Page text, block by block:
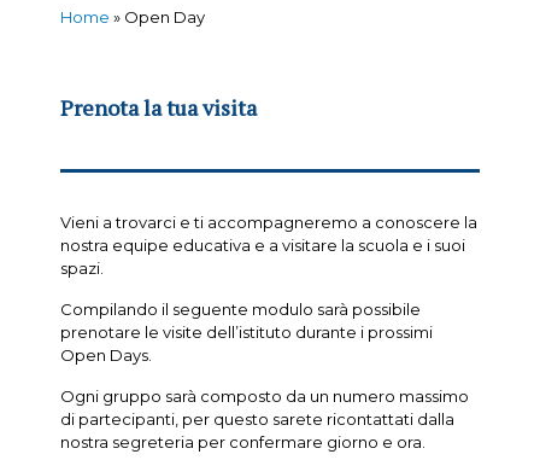
Home » Open Day
Prenota la tua visita
Vieni a trovarci e ti accompagneremo a conoscere la
nostra equipe educativa e a visitare la scuola e i suoi
spazi.
Compilando il seguente modulo sarà possibile
prenotare le visite dell’istituto durante i prossimi
Open Days.
Ogni gruppo sarà composto da un numero massimo
di partecipanti, per questo sarete ricontattati dalla
nostra segreteria per confermare giorno e ora.